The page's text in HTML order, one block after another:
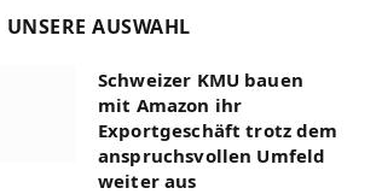
UNSERE AUSWAHL
Schweizer KMU bauen
mit Amazon ihr
Exportgeschäft trotz dem
anspruchsvollen Umfeld
weiter aus